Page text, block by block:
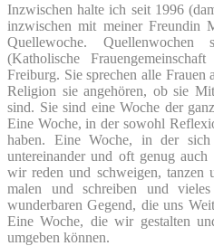
Inzwischen halte ich seit 1996
inzwischen mit meiner Freundin
Quellewoche.
(Katholische
Freiburg. Sie sprechen alle
Religion sie angehören, ob sie
sind. Sie sind eine Woche der
Eine Woche, in der sowohl
haben. Eine Woche, in der
untereinander und oft genug
wir reden und schweigen, tanzen
malen und schreiben und
wunderbaren Gegend, die uns
Eine Woche, die wir gestalten
umgeben können.